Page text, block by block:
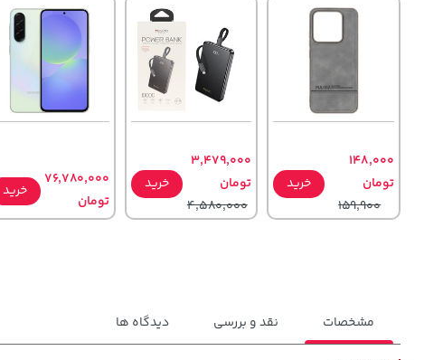
148,000
تومان
159,900
خرید
3,479,000
تومان
4,580,000
خرید
76,780,000
تومان
خرید
مشخصات نقد و بررسی دیدگاه ها